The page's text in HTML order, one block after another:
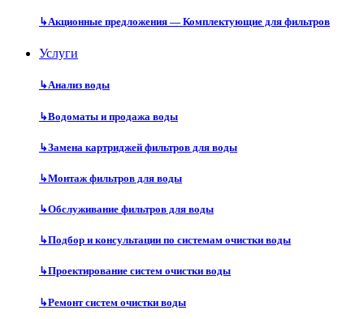
↳Акционные предложения — Комплектующие для фильтров
Услуги
↳Анализ воды
↳Водоматы и продажа воды
↳Замена картриджей фильтров для воды
↳Монтаж фильтров для воды
↳Обслуживание фильтров для воды
↳Подбор и консультации по системам очистки воды
↳Проектирование систем очистки воды
↳Ремонт систем очистки воды